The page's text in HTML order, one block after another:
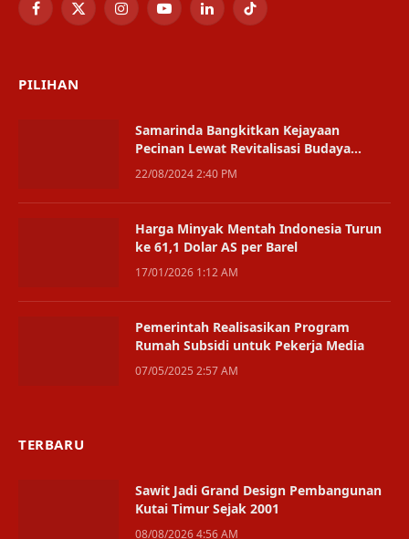
Facebook
X
InstagramYouTubeLinkedInTikTok
PILIHAN
Samarinda Bangkitkan Kejayaan
Pecinan Lewat Revitalisasi Budaya
Internasional
22/08/2024 2:40 PM
Harga Minyak Mentah Indonesia Turun
ke 61,1 Dolar AS per Barel
17/01/2026 1:12 AM
Pemerintah Realisasikan Program
Rumah Subsidi untuk Pekerja Media
07/05/2025 2:57 AM
TERBARU
Sawit Jadi Grand Design Pembangunan
Kutai Timur Sejak 2001
08/08/2026 4:56 AM